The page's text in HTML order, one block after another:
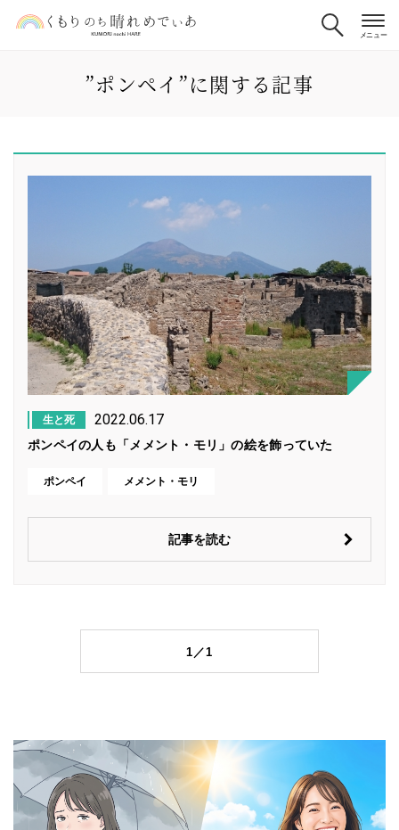
”ポンペイ”に関する記事
生と死 2022.06.17
ポンペイの人も「メメント・モリ」の絵を飾っていた
ポンペイ メメント・モリ
記事を読む
1／1